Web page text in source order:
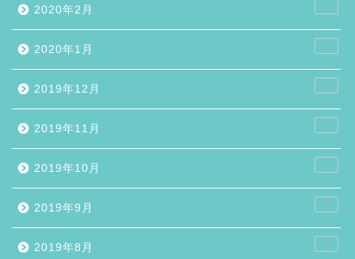
2020年2月 1
2020年1月 2
2019年12月 5
2019年11月 7
2019年10月 2
2019年9月 3
2019年8月 4